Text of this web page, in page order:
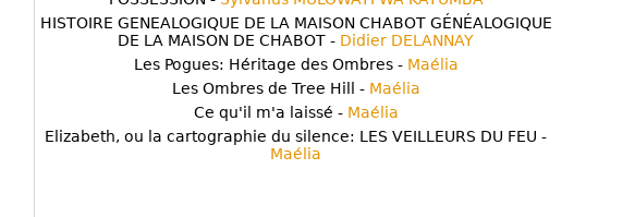
HISTOIRE GENEALOGIQUE DE LA MAISON CHABOT GÉNÉALOGIQUE
DE LA MAISON DE CHABOT - Didier DELANNAY
Les Pogues: Héritage des Ombres - Maélia
Les Ombres de Tree Hill - Maélia
Ce qu'il m'a laissé - Maélia
Elizabeth, ou la cartographie du silence: LES VEILLEURS DU FEU -
Maélia